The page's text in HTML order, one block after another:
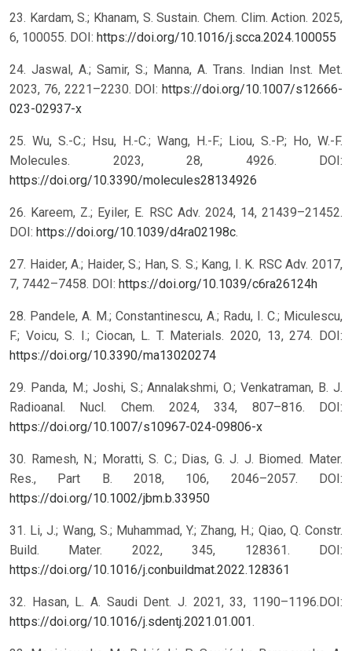
23. Kardam, S.; Khanam, S. Sustain. Chem. Clim. Action. 2025,
6, 100055. DOI: https://doi.org/10.1016/j.scca.2024.100055
24. Jaswal, A.; Samir, S.; Manna, A. Trans. Indian Inst. Met.
2023, 76, 2221–2230. DOI: https://doi.org/10.1007/s12666-
023-02937-x
25. Wu, S.-C.; Hsu, H.-C.; Wang, H.-F.; Liou, S.-P.; Ho, W.-F.
Molecules. 2023, 28, 4926. DOI:
https://doi.org/10.3390/molecules28134926
26. Kareem, Z.; Eyiler, E. RSC Adv. 2024, 14, 21439–21452.
DOI: https://doi.org/10.1039/d4ra02198c.
27. Haider, A.; Haider, S.; Han, S. S.; Kang, I. K. RSC Adv. 2017,
7, 7442–7458. DOI: https://doi.org/10.1039/c6ra26124h
28. Pandele, A. M.; Constantinescu, A.; Radu, I. C.; Miculescu,
F.; Voicu, S. I.; Ciocan, L. T. Materials. 2020, 13, 274. DOI:
https://doi.org/10.3390/ma13020274
29. Panda, M.; Joshi, S.; Annalakshmi, O.; Venkatraman, B. J.
Radioanal. Nucl. Chem. 2024, 334, 807–816. DOI:
https://doi.org/10.1007/s10967-024-09806-x
30. Ramesh, N.; Moratti, S. C.; Dias, G. J. J. Biomed. Mater.
Res., Part B. 2018, 106, 2046–2057. DOI:
https://doi.org/10.1002/jbm.b.33950
31. Li, J.; Wang, S.; Muhammad, Y.; Zhang, H.; Qiao, Q. Constr.
Build. Mater. 2022, 345, 128361. DOI:
https://doi.org/10.1016/j.conbuildmat.2022.128361
32. Hasan, L. A. Saudi Dent. J. 2021, 33, 1190–1196.DOI:
https://doi.org/10.1016/j.sdentj.2021.01.001.